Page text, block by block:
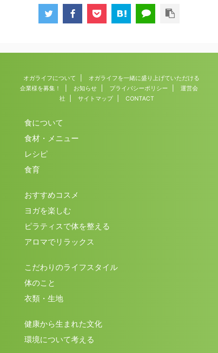
何時間眠ったとか、何時に寝た、起きた、などは日
常会話で出やすいですが、どんな寝具を使って、ど
題にならかったりします。
オガライフについて
オガライフを一緒に盛り上げていただける
企業様を募集！
お知らせ プライバシーポリシー
運営会
社
サイトマップ CONTACT
食について
食材・メニュー
レシピ
食育
おすすめコスメ
ヨガを楽しむ
ピラティスで体を整える
アロマでリラックス
こだわりのライフスタイル
体のこと
衣類・生地
健康から生まれた文化
環境について考える